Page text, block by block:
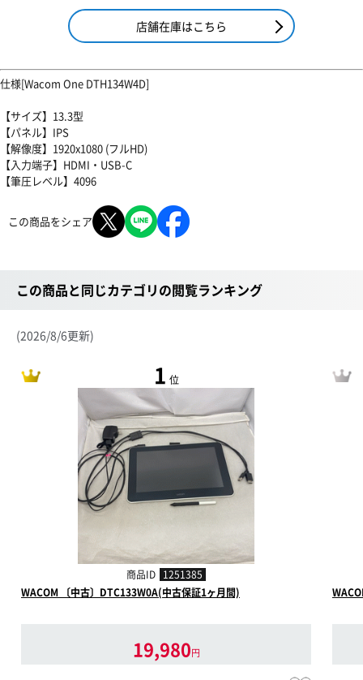
店舗在庫はこちら
仕様[Wacom One DTH134W4D]
【サイズ】13.3型
【パネル】IPS
【解像度】1920x1080 (フルHD)
【入力端子】HDMI・USB-C
【筆圧レベル】4096
この商品をシェア
この商品と同じカテゴリの閲覧ランキング
(2026/8/6更新)
1 位
商品ID 1251385
WACOM 〔中古〕DTC133W0A(中古保証1ヶ月間)
19,980円